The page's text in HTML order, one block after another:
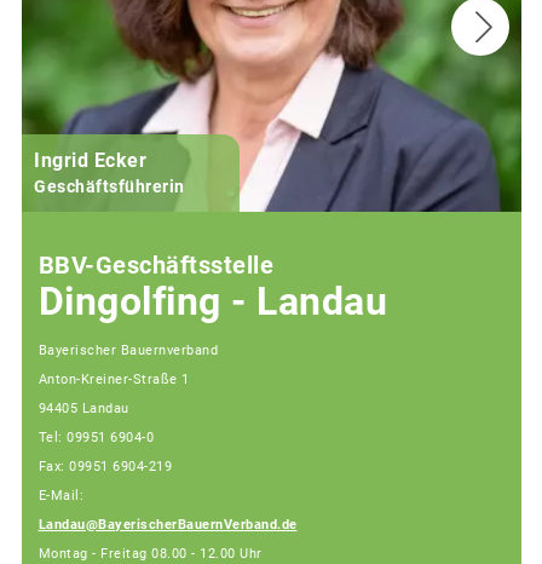
Ingrid Ecker
Geschäftsführerin
BBV-Geschäftsstelle
Dingolfing - Landau
Bayerischer Bauernverband
Anton-Kreiner-Straße 1
94405 Landau
Tel: 09951 6904-0
Fax: 09951 6904-219
E-Mail:
Landau@BayerischerBauernVerband.de
Montag - Freitag 08.00 - 12.00 Uhr